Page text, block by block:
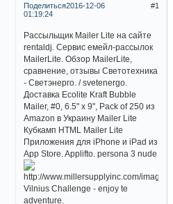
Поделиться 1
2016-12-06
01:19:24
Рассыльщик Mailer Lite на сайте
rentaldj. Сервис емейл-рассылок
MailerLite. Обзор MailerLite,
сравнение, отзывы Светотехника
- Светэнерго. / svetenergo.
Доставка Ecolite Kraft Bubble
Mailer, #0, 6.5" x 9", Pack of 250 из
Amazon в Украину Mailer Lite
Кубкамп HTML Mailer Lite
Приложения для iPhone и iPad из
App Store. Applifto. persona 3 nude
Vilnius Challenge - enjoy te
adventure.